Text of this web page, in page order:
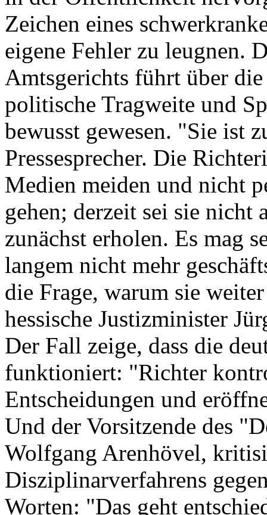
Zeichen eines
eigene Fehler zu leugnen.
Amtsgerichts führt über
politische Tragweite und
bewusst gewesen. "Sie ist
Pressesprecher. Die
Medien meiden und nicht
gehen; derzeit sei sie
zunächst erholen. Es mag
langem nicht mehr
die Frage, warum sie
hessische Justizminister
Der Fall zeige, dass die
funktioniert: "Richter
Entscheidungen und
Und der Vorsitzende des
Wolfgang Arenhövel,
Disziplinarverfahrens
Worten: "Das geht